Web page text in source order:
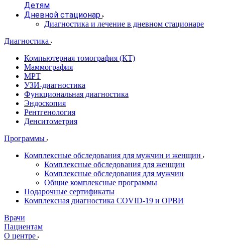
Детям
Дневной стационар
Диагностика и лечение в дневном стационаре
Диагностика
Компьютерная томография (КТ)
Маммография
МРТ
УЗИ-диагностика
Функциональная диагностика
Эндоскопия
Рентгенология
Денситометрия
Программы
Комплексные обследования для мужчин и женщин
Комплексные обследования для женщин
Комплексные обследования для мужчин
Общие комплексные программы
Подарочные сертификаты
Комплексная диагностика COVID-19 и ОРВИ
Врачи
Пациентам
О центре